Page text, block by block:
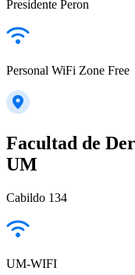
Presidente Peron
Personal WiFi Zone Free
Facultad de
UM
Cabildo 134
UM-WIFI